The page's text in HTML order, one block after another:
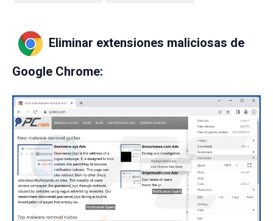
Eliminar extensiones maliciosas de
Google Chrome: